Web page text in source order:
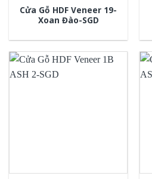
Cửa Gỗ HDF Veneer 19-
Xoan Đào-SGD